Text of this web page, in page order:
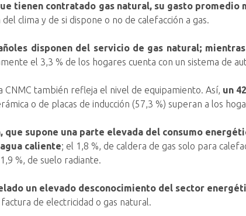
tienen contratado gas natural, su gasto promedio
clima y de si dispone o no de calefacción a gas.
disponen del servicio de gas natural;
el 3,3 % de los hogares cuenta con un sistema de
también refleja el nivel de equipamiento. Así, un
o de placas de inducción (57,3 %) superan a los
que supone una parte elevada del consumo
caliente; el 1,8 %, de caldera de gas solo para
%, de suelo radiante.
un elevado desconocimiento del sector
de electricidad o gas natural.